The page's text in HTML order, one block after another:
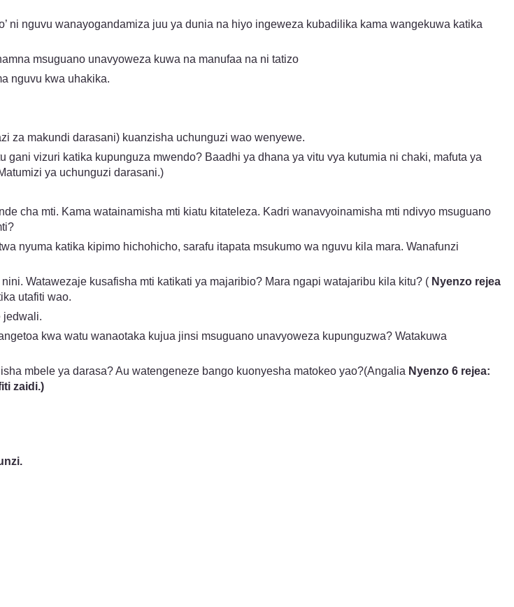
ni nguvu wanayogandamiza juu ya dunia na hiyo ingeweza kubadilika kama wangekuwa katika
msuguano unavyoweza kuwa na manufaa na ni tatizo
nguvu kwa uhakika.
za makundi darasani) kuanzisha uchunguzi wao wenyewe.
vizuri katika kupunguza mwendo? Baadhi ya dhana ya vitu vya kutumia ni chaki, mafuta ya
ya uchunguzi darasani.)
cha mti. Kama watainamisha mti kiatu kitateleza. Kadri wanavyoinamisha mti ndivyo msuguano
nyuma katika kipimo hichohicho, sarafu itapata msukumo wa nguvu kila mara. Wanafunzi
Watawezaje kusafisha mti katikati ya majaribio? Mara ngapi watajaribu kila kitu? ( Nyenzo rejea
utafiti wao.
jedwali.
kwa watu wanaotaka kujua jinsi msuguano unavyoweza kupunguzwa? Watakuwa
mbele ya darasa? Au watengeneze bango kuonyesha matokeo yao?(Angalia Nyenzo 6 rejea:
zaidi.)